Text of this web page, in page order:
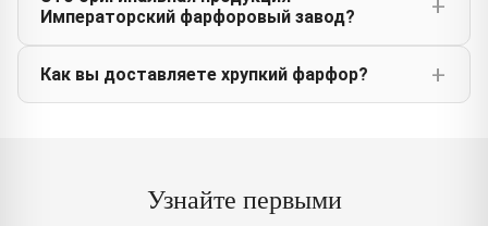
Императорский фарфоровый завод?
Как вы доставляете хрупкий фарфор?
Узнайте первыми